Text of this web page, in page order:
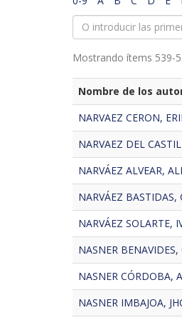
Mostrando ítems 539-
Nombre de los
NARVAEZ CERON,
NARVAEZ DEL
NARVÁEZ ALVEAR,
NARVÁEZ BASTIDAS,
NARVÁEZ SOLARTE,
NASNER BENAVIDES,
NASNER CÓRDOBA,
NASNER IMBAJOA,